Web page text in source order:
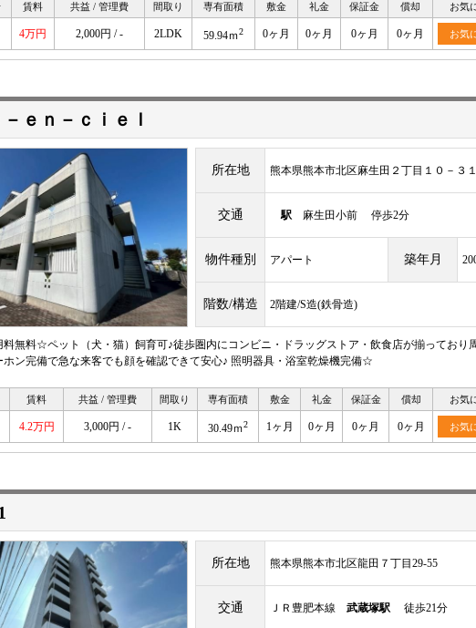
賃料 共益 / 管理費 間取り 専有面積 敷金 礼金 保証金 償却 お気
4万円 2,000円 / - 2LDK 59.94ｍ2 0ヶ月 0ヶ月 0ヶ月 0ヶ月 お気
ｅｎ－ｃｉｅｌ
所在地 熊本県熊本市北区麻生田２丁目１０－３１
交通 駅 麻生田小前 停歩2分
物件種別 アパート 築年月
階数/構造 2階建/S造(鉄骨造)
料無料☆ペット（犬・猫）飼育可♪徒歩圏内にコンビニ・ドラッグストア・飲食店が揃っており
ホン完備で急な来客でも顔を確認できて安心♪ 照明器具・浴室乾燥機完備☆
賃料 共益 / 管理費 間取り 専有面積 敷金 礼金 保証金 償却 お気
4.2万円 3,000円 / - 1K 30.49ｍ2 1ヶ月 0ヶ月 0ヶ月 0ヶ月 お気
所在地 熊本県熊本市北区龍田７丁目29-55
交通 ＪＲ豊肥本線 武蔵塚駅 徒歩21分